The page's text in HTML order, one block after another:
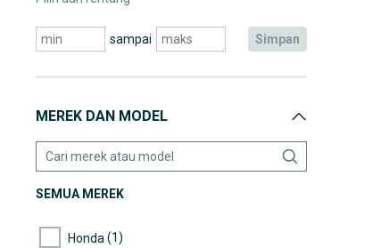
sampai simpan
MEREK DAN MODEL
SEMUA MEREK
Honda (1)